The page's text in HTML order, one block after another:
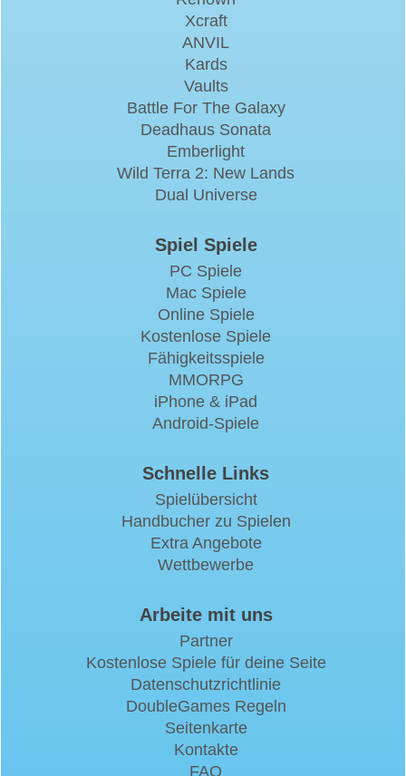
Xcraft
ANVIL
Kards
Vaults
Battle For The Galaxy
Deadhaus Sonata
Emberlight
Wild Terra 2: New Lands
Dual Universe
Spiel Spiele
PC Spiele
Mac Spiele
Online Spiele
Kostenlose Spiele
Fähigkeitsspiele
MMORPG
iPhone & iPad
Android-Spiele
Schnelle Links
Spielübersicht
Handbucher zu Spielen
Extra Angebote
Wettbewerbe
Arbeite mit uns
Partner
Kostenlose Spiele für deine Seite
Datenschutzrichtlinie
DoubleGames Regeln
Seitenkarte
Kontakte
FAQ